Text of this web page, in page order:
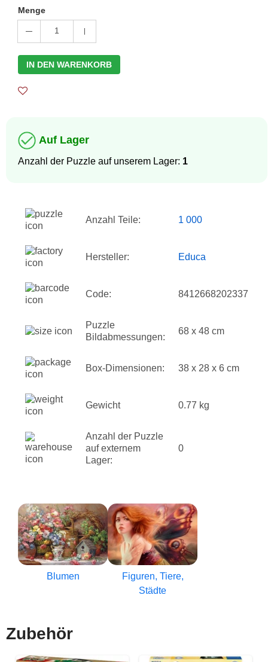
Menge
1
IN DEN WARENKORB
Auf Lager
Anzahl der Puzzle auf unserem Lager: 1
Anzahl Teile: 1 000
Hersteller: Educa
Code: 8412668202337
Puzzle
Bildabmessungen:
68 x 48 cm
Box-Dimensionen: 38 x 28 x 6 cm
Gewicht 0.77 kg
Anzahl der Puzzle
auf externem
Lager:
0
Blumen
Figuren, Tiere,
Städte
Zubehör